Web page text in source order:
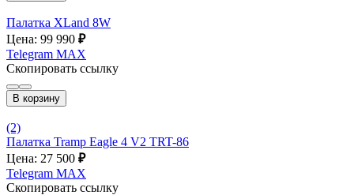
Палатка XLand 8W
Цена: 99 990 ₽
Telegram MAX
Скопировать ссылку
В корзину
(2)
Палатка Tramp Eagle 4 V2 TRT-86
Цена: 27 500 ₽
Telegram MAX
Скопировать ссылку